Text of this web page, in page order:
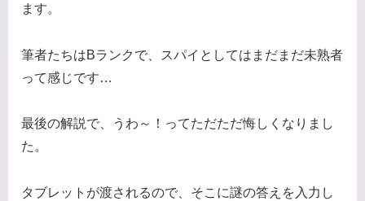
ます。
筆者たちはBランクで、スパイとしてはまだまだ未熟者
って感じです…
最後の解説で、うわ～！ってただただ悔しくなりまし
た。
タブレットが渡されるので、そこに謎の答えを入力し